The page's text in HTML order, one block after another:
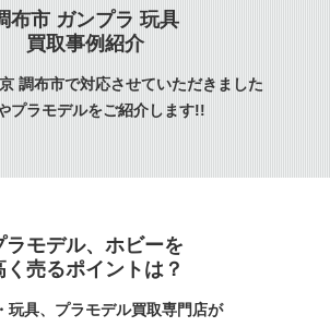
布市 ガンプラ 玩具
買取事例紹介
調布市で対応させていただきました
プラモデルをご紹介します!!
ラモデル、ホビーを
く売るポイントは？
玩具、プラモデル買取専門店が